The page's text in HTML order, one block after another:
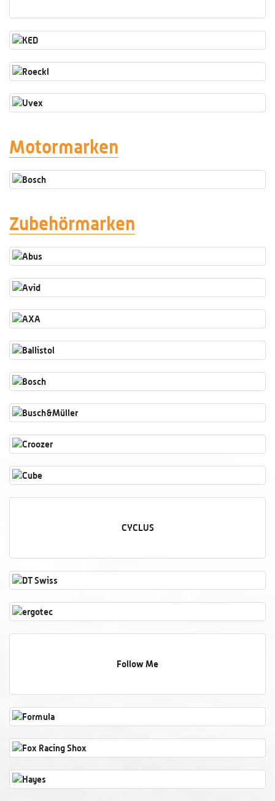
Motormarken
Zubehörmarken
CYCLUS
Follow Me